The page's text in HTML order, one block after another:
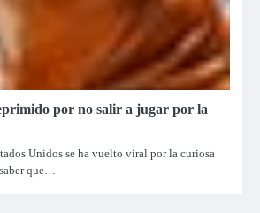
por no salir a jugar por la
Unidos se ha vuelto viral por la curiosa
que…